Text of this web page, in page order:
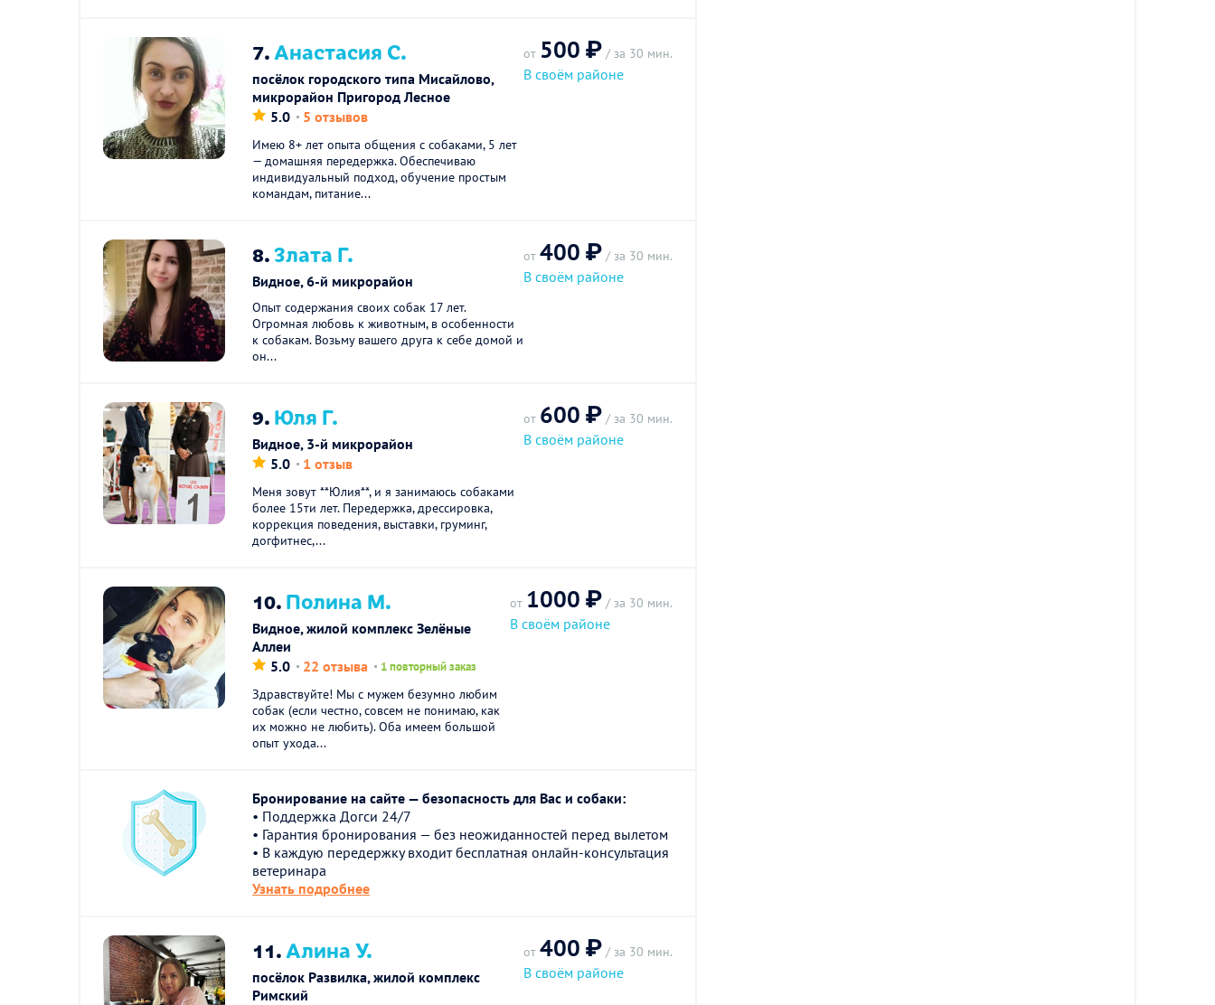
7.Анастасия С.
посёлок городского типа Мисайлово,
микрорайон Пригород Лесное
5.0
5 отзывов
Имею 8+ лет опыта общения с собаками, 5 лет
— домашняя передержка. Обеспечиваю
индивидуальный подход, обучение простым
командам, питание...
от 500 ₽ / за 30 мин.
В своём районе
8.Злата Г.
Видное, 6-й микрорайон
Опыт содержания своих собак 17 лет.
Огромная любовь к животным, в особенности
к собакам. Возьму вашего друга к себе домой и
он...
от 400 ₽ / за 30 мин.
В своём районе
9.Юля Г.
Видное, 3-й микрорайон
5.0
1 отзыв
Меня зовут **Юлия**, и я занимаюсь собаками
более 15ти лет. Передержка, дрессировка,
коррекция поведения, выставки, груминг,
догфитнес,...
от 600 ₽ / за 30 мин.
В своём районе
10.Полина М.
Видное, жилой комплекс Зелёные
Аллеи
5.0
22 отзыва 1 повторный заказ
Здравствуйте! Мы с мужем безумно любим
собак (если честно, совсем не понимаю, как
их можно не любить). Оба имеем большой
опыт ухода...
от 1000 ₽ / за 30 мин.
В своём районе
Бронирование на сайте — безопасность для Вас и собаки:
• Поддержка Догси 24/7
• Гарантия бронирования — без неожиданностей перед вылетом
• В каждую передержку входит бесплатная онлайн-консультация
ветеринара
Узнать подробнее
11.Алина У.
посёлок Развилка, жилой комплекс
Римский
от 400 ₽ / за 30 мин.
В своём районе